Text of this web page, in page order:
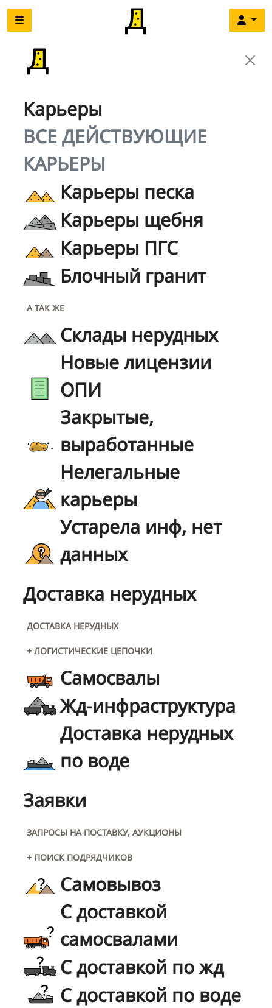
Карьеры
ВСЕ ДЕЙСТВУЮЩИЕ
КАРЬЕРЫ
Карьеры песка
Карьеры щебня
Карьеры ПГС
Блочный гранит
А ТАК ЖЕ
Склады нерудных
Новые лицензии
ОПИ
Закрытые,
выработанные
Нелегальные
карьеры
Устарела инф, нет
данных
Доставка нерудных
ДОСТАВКА НЕРУДНЫХ
+ ЛОГИСТИЧЕСКИЕ ЦЕПОЧКИ
Самосвалы
Жд-инфраструктура
Доставка нерудных
по воде
Заявки
ЗАПРОСЫ НА ПОСТАВКУ, АУКЦИОНЫ
+ ПОИСК ПОДРЯДЧИКОВ
Самовывоз
С доставкой
самосвалами
С доставкой по жд
С доставкой по воде